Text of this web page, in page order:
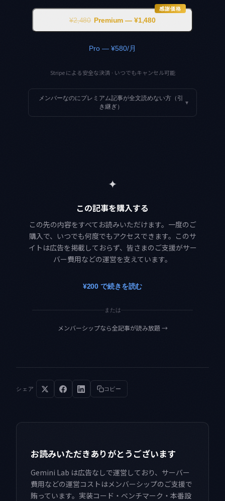
感謝価格
¥2,480 Premium — ¥1,480
Pro — ¥580/月
Stripe による安全な決済 · いつでもキャンセル可能
メンバーなのにプレミアム記事が全文読めない方（引
き継ぎ）
▾
✦
この記事を購入する
この先の内容をすべてお読みいただけます。一度のご
購入で、いつでも何度でもアクセスできます。このサ
イトは広告を掲載しておらず、皆さまのご支援がサー
バー費用などの運営を支えています。
¥200 で続きを読む
または
メンバーシップなら全記事が読み放題→
シェア コピー
お読みいただきありがとうございます
Gemini Lab は広告なしで運営しており、サーバー
費用などの運営コストはメンバーシップのご支援で
賄っています。実装コード・ベンチマーク・本番設